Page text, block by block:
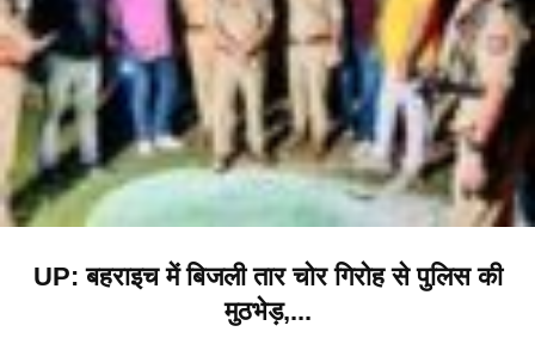
UP: बहराइच में बिजली तार चोर गिरोह से पुलिस की
मुठभेड़,...